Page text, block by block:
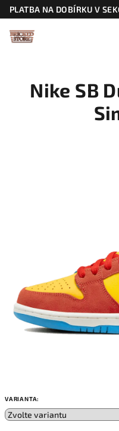
Přejít
na
obsah
PLATBA NA DOBÍRKU V
VARIANTA:
Nike SB